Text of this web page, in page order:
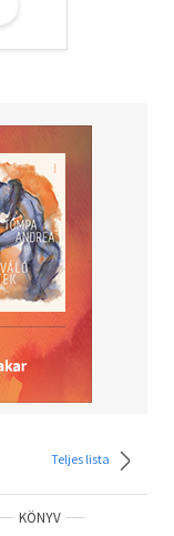
Teljes lista
KÖNYV